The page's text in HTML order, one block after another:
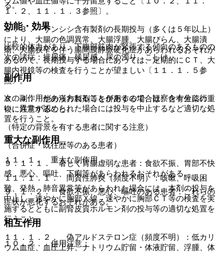
１．２、１１．１．３参照〕。
８．３． サンシシ含有製剤の長期投与（多くは５年以上）
により、大腸の色調異常、大腸浮腫、大腸びらん、大腸潰
瘍、大腸狭窄を伴う腸間膜静脈硬化症があらわれるおそれが
あるので、長期投与する場合にあっては、定期的にＣＴ、大
腸内視鏡等の検査を行うことが望ましい〔１１．１．５参
照〕。
８．４． 他の漢方製剤等を併用する場合は、含有生薬の重
複に注意すること。
（特定の背景を有する患者に関する注意）
（合併症・既往歴等のある患者）
９．１．１． 著しく胃腸虚弱な患者：食欲不振、胃部不快
感、悪心、嘔吐、下痢等があらわれるおそれがある。
９．１．２． 食欲不振、悪心、嘔吐のある患者：これらの
症状が悪化するおそれがある。
相互作用
１０．２． 併用注意：
る。
効能・効果
比較的体力があり、下腹部筋肉が緊張する傾向のあるものの
次の諸症：排尿痛、残尿感、尿の濁り、こしけ。
副作用
次の副作用があらわれることがあるので、観察を十分に行
い、異常が認められた場合には投与を中止するなど適切な処
置を行うこと。
重大な副作用
１１．１． 重大な副作用
１１．１．１． 間質性肺炎（頻度不明）：咳嗽、呼吸困
難、発熱、肺音異常等があらわれた場合には、本剤の投与を
中止し、速やかに胸部Ｘ線、速やかに胸部ＣＴ等の検査を実
施するとともに副腎皮質ホルモン剤の投与等の適切な処置を
行うこと。
１１．１．２． 偽アルドステロン症（頻度不明）：低カリ
ウム血症、血圧上昇、ナトリウム貯留・体液貯留、浮腫、体